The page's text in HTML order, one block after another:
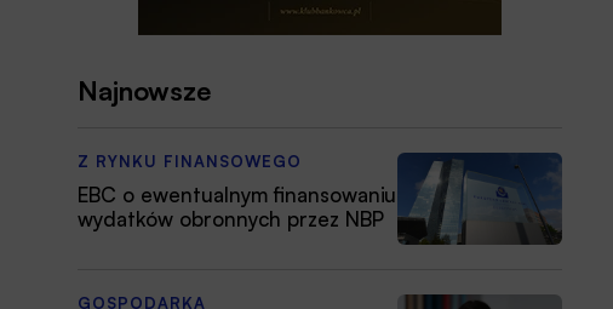
Najnowsze
Z RYNKU FINANSOWEGO
EBC o ewentualnym finansowaniu
wydatków obronnych przez NBP
GOSPODARKA